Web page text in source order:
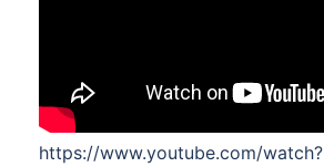
https://www.youtube.com/watch?